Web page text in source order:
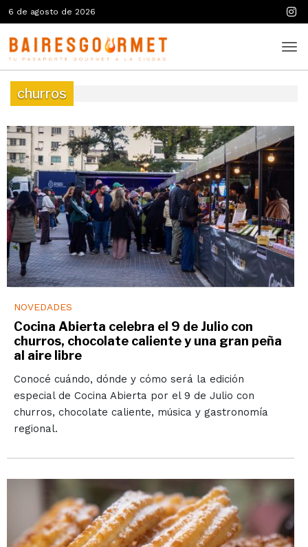
6 de agosto de 2026
churros
NOVEDADES
Cocina Abierta celebra el 9 de Julio con
churros, chocolate caliente y una gran peña
al aire libre
Conocé cuándo, dónde y cómo será la edición
especial de Cocina Abierta por el 9 de Julio con
churros, chocolate caliente, música y gastronomía
regional.